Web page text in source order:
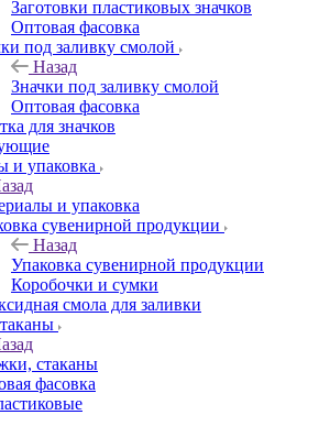
Заготовки пластиковых значков
Оптовая фасовка
под заливку смолой
Назад
Значки под заливку смолой
Оптовая фасовка
для значков
и упаковка
и упаковка
сувенирной продукции
Назад
Упаковка сувенирной продукции
Коробочки и сумки
смола для заливки
стаканы
фасовка